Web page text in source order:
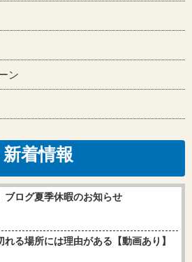
ン
着情報
ブログ夏季休暇のお知らせ
れる場所には理由がある【動画あり】